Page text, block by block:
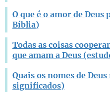
O que é o amor de Deus
Bíblia)
Todas as coisas
que amam a Deus
Quais os nomes de
significados)